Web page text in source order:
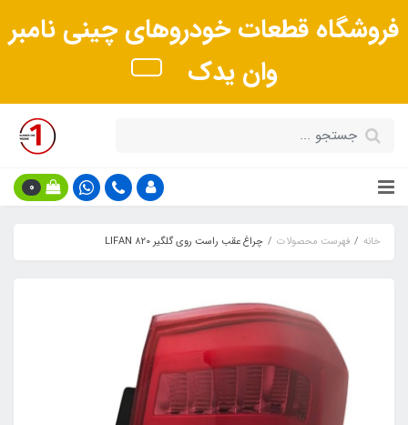
فروشگاه قطعات خودروهای چینی نامبر
وان یدک
0
خانه فهرست محصولات چراغ عقب راست روی گلگیر LIFAN 820